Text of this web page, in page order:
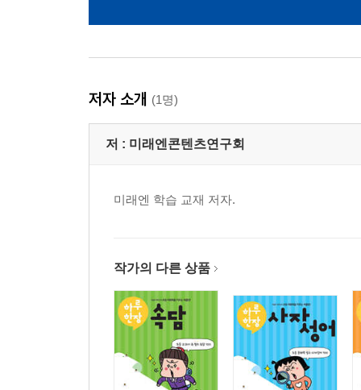
저자 소개 (1명)
저 : 미래엔콘텐츠연구회
미래엔 학습 교재 저자.
작가의 다른 상품